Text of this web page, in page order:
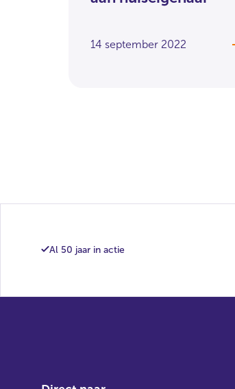
14 september 2022
Al 50 jaar in actie